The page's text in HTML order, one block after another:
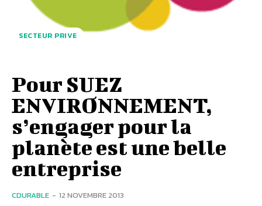
SECTEUR PRIVE
Pour SUEZ
ENVIRONNEMENT,
s’engager pour la
planète est une belle
entreprise
CDURABLE - 12 NOVEMBRE 2013